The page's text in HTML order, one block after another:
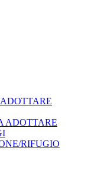
ADOTTARE
RIFUGIO